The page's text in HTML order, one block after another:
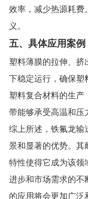
效率，减少热源耗费
义。
五、具体应用案例
塑料薄膜的拉伸、挤
下稳定运行，确保塑
塑料复合材料的生产
带能够承受高温和压
综上所述，铁氟龙输
景和显著的优势。其
特性使得它成为该领
进步和市场需求的不
的应用将会更加广泛